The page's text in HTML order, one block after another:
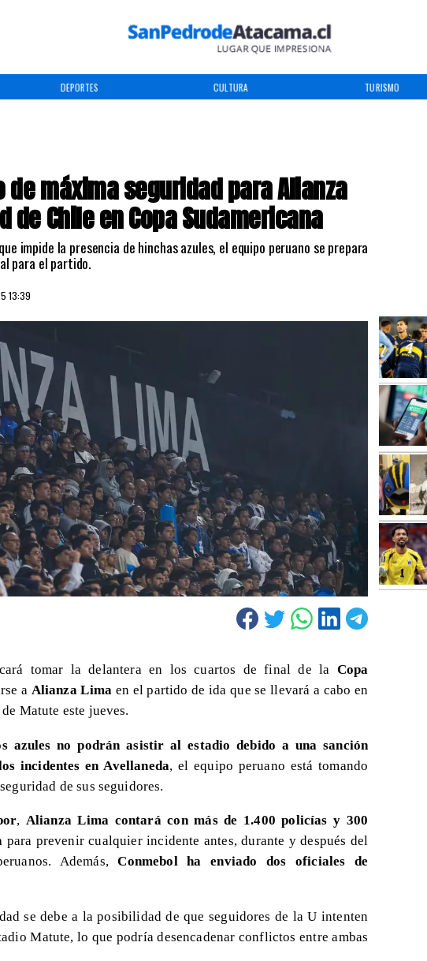
DEPORTES CULTURA TURISMO
máxima seguridad para Alianza
de Chile en Copa Sudamericana
impide la presencia de hinchas azules, el equipo peruano se prepara
para el partido.
13:39
tomar la delantera en los cuartos de final de la Copa
a Alianza Lima en el partido de ida que se llevará a cabo en
Matute este jueves.
azules no podrán asistir al estadio debido a una sanción
incidentes en Avellaneda, el equipo peruano está tomando
de sus seguidores.
, Alianza Lima contará con más de 1.400 policías y 300
para prevenir cualquier incidente antes, durante y después del
Además,Conmebol ha enviado dos oficiales de
se debe a la posibilidad de que seguidores de la U intenten
Matute, lo que podría desencadenar conflictos entre ambas